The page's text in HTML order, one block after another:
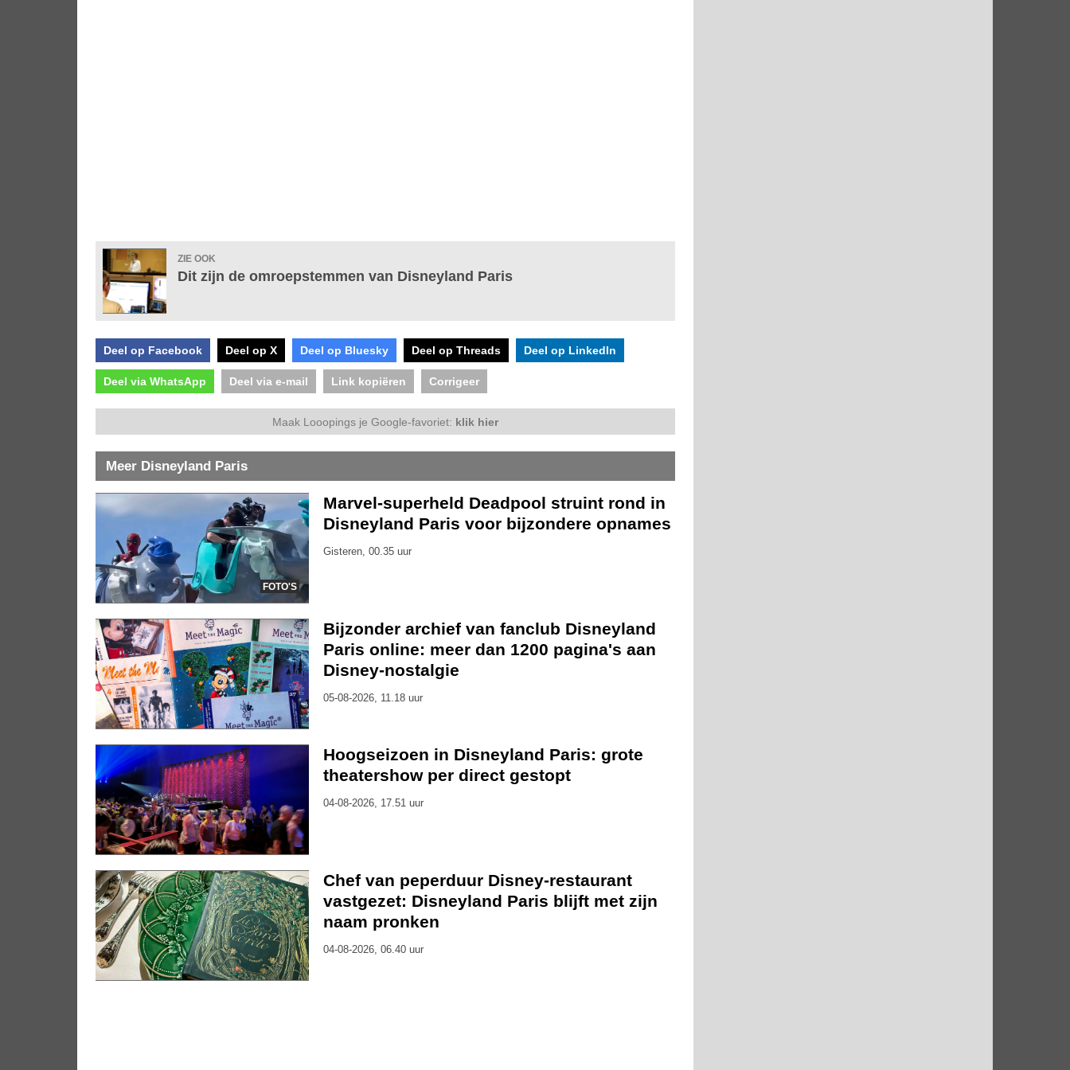
ZIE OOK
Dit zijn de omroepstemmen van Disneyland Paris
Deel op Facebook Deel op X Deel op Bluesky Deel op Threads Deel op LinkedIn
Deel via WhatsApp Deel via e-mail Link kopiëren Corrigeer
Maak Looopings je Google-favoriet: klik hier
Meer Disneyland Paris
FOTO'S
Marvel-superheld Deadpool struint rond in
Disneyland Paris voor bijzondere opnames
Gisteren, 00.35 uur
Bijzonder archief van fanclub Disneyland
Paris online: meer dan 1200 pagina's aan
Disney-nostalgie
05-08-2026, 11.18 uur
Hoogseizoen in Disneyland Paris: grote
theatershow per direct gestopt
04-08-2026, 17.51 uur
Chef van peperduur Disney-restaurant
vastgezet: Disneyland Paris blijft met zijn
naam pronken
04-08-2026, 06.40 uur